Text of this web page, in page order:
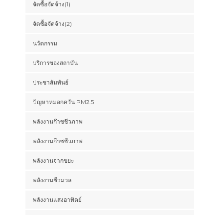
จัดซื้อจัดจ้าง(1)
จัดซื้อจัดจ้าง(2)
นวัตกรรม
บริการของสถาบัน
ประชาสัมพันธ์
ปัญหาหมอกควัน PM2.5
พลังงานก๊าซชีวภาพ
พลังงานก๊าซชีวภาพ
พลังงานจากขยะ
พลังงานชีวมวล
พลังงานแสงอาทิตย์